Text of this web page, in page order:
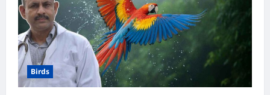
Birds